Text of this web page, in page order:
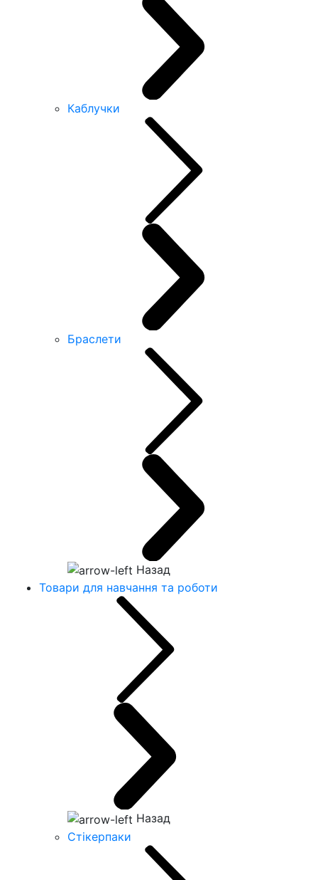
Каблучки
Браслети
Назад
Товари для навчання та роботи
Назад
Стікерпаки